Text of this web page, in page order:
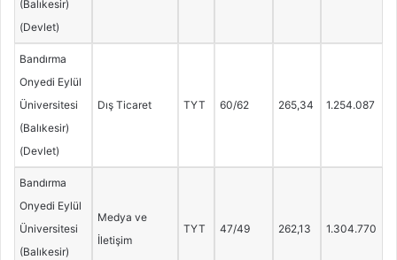
(Balıkesir)
(Devlet)
Bandırma
Onyedi Eylül
Üniversitesi
(Balıkesir)
(Devlet)
Dış Ticaret TYT 60/62 265,34 1.254.087
Bandırma
Onyedi Eylül
Üniversitesi
(Balıkesir)
Medya ve
İletişim
TYT 47/49 262,13 1.304.770